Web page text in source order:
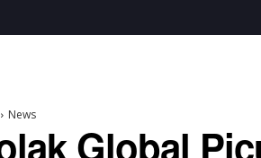
News
Global